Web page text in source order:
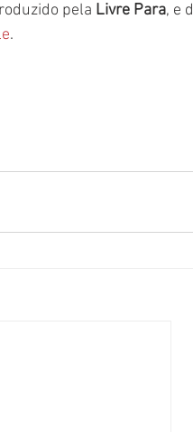
pela Livre Para, e
.